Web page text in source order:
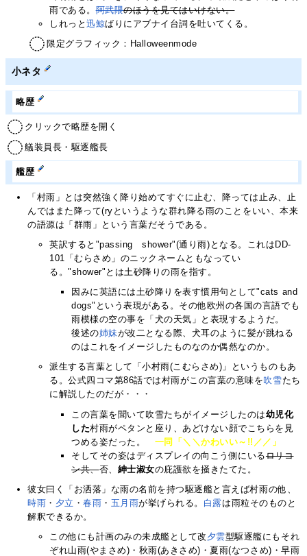
雨である。阿武隈のほうを見てはいけない。
しれっと迅鯨ばりにアブナイ台詞を吐いてくる。
限定グラフィック：Halloweenmode
小ネタ
略歴
クリックで略歴を開く
艤装員長・駆逐艦長
艦歴
「村雨」とは突然強く降り始めてすぐに止む、降っては止み、止
んではまた降って(ryというような群れ降る雨のことをいい、本来
の語源は「群雨」という言葉だそうである。
英訳すると"passing shower"(通り雨)となる。これはDD-
101「むらさめ」のニックネームともなってい
る。"shower"とは土砂降りの雨を指す。
因みに英語には土砂降りを表す慣用句として"cats and
dogs"という表現がある。その他欧州の各国の言語でも
雨模様の空の事を「犬の天気」と表現するようだ。
後述の姉妹が改二となる際、犬耳のように髪が跳ねる
のはこれをイメージしたものなのか偶然なのか。
派生する言葉として「小村雨(こむらさめ)」というものもあ
る。公式四コマ第86話では村雨がこの言葉の意味を吹雪たち
に解説したのだが・・・
この言葉を聞いて吹雪たちがイメージしたのは幼児化
した村雨がペタンと座り、あどけない顔でこちらを見
つめる姿だった。 一同「＼＼かわいい～!!／／」
そしてその姿はディスプレイの向こう側にいるロリコ
ン共、否、 紳士淑女の庇護欲を掻きたてた。
彼女曰く「お洒落」な雨の名前を持つ駆逐艦と言えば村雨の他、
時雨 ・ 夕立 ・春雨 ・ 五月雨が挙げられる。 白露は雨粒そのものと
解釈できるか。
この他にも計画のみの未成艦として改 夕雲型駆逐艦にもそれ
ぞれ山雨(やまさめ)・秋雨(あきさめ)・夏雨(なつさめ)・早雨